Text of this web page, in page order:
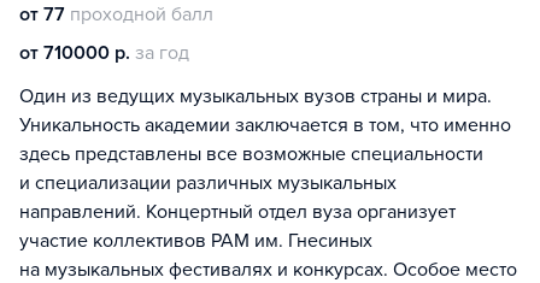
от 77 проходной балл
от 710000 р. за год
Один из ведущих музыкальных вузов страны и мира.
Уникальность академии заключается в том, что именно
здесь представлены все возможные специальности
и специализации различных музыкальных
направлений. Концертный отдел вуза организует
участие коллективов РАМ им. Гнесиных
на музыкальных фестивалях и конкурсах. Особое место